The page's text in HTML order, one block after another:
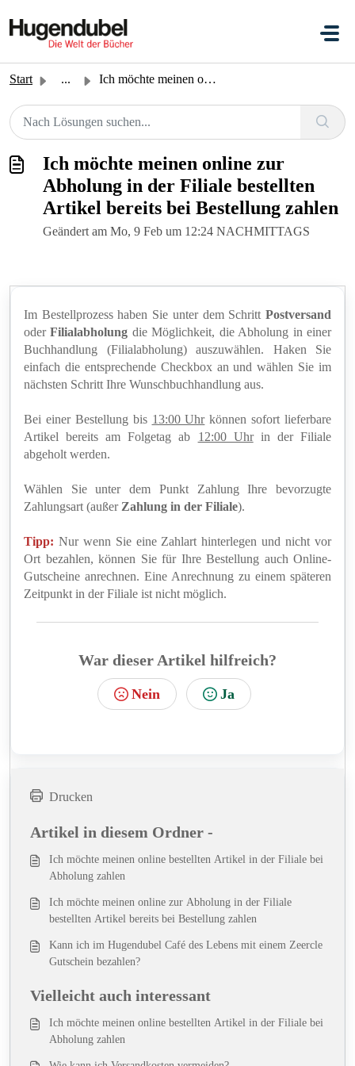
Start ... Ich möchte meinen online zur Abholung in der Filiale best...
Ich möchte meinen online zur
Abholung in der Filiale bestellten
Artikel bereits bei Bestellung zahlen
Geändert am Mo, 9 Feb um 12:24 NACHMITTAGS
Im Bestellprozess haben Sie unter dem Schritt Postversand
oderFilialabholung die Möglichkeit, die Abholung in einer
Buchhandlung (Filialabholung) auszuwählen. Haken Sie
einfach die entsprechende Checkbox an und wählen Sie im
nächsten Schritt Ihre Wunschbuchhandlung aus.
Bei einer Bestellung bis 13:00 Uhrkönnen sofort lieferbare
Artikel bereits am Folgetag ab 12:00 Uhrin der Filiale
abgeholt werden.
Wählen Sie unter dem Punkt Zahlung Ihre bevorzugte
Zahlungsart (außerZahlung in der Filiale).
Tipp: Nur wenn Sie eine Zahlart hinterlegen und nicht vor
Ort bezahlen, können Sie für Ihre Bestellung auch Online-
Gutscheine anrechnen. Eine Anrechnung zu einem späteren
Zeitpunkt in der Filiale ist nicht möglich.
War dieser Artikel hilfreich?
Nein Ja
Drucken
Artikel in diesem Ordner -
Ich möchte meinen online bestellten Artikel in der Filiale bei
Abholung zahlen
Ich möchte meinen online zur Abholung in der Filiale
bestellten Artikel bereits bei Bestellung zahlen
Kann ich im Hugendubel Café des Lebens mit einem Zeercle
Gutschein bezahlen?
Vielleicht auch interessant
Ich möchte meinen online bestellten Artikel in der Filiale bei
Abholung zahlen